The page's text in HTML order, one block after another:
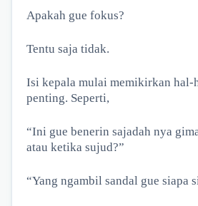
Apakah gue fokus?
Tentu saja tidak.
Isi kepala mulai memikirkan hal-
penting. Seperti,
“Ini gue benerin sajadah nya
atau ketika sujud?”
“Yang ngambil sandal gue siapa